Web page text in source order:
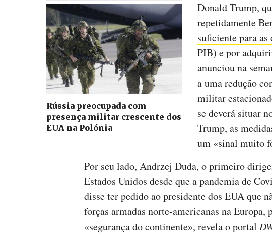
Rússia preocupada com
presença militar crescente dos
EUA na Polónia
Donald Trump,
repetidamente
suficiente para as
PIB) e por
anunciou na
a uma redução
militar
se deverá situar
Trump, as
um «sinal muito
Por seu lado, Andrzej Duda, o primeiro
Estados Unidos desde que a pandemia de
disse ter pedido ao presidente dos EUA que
forças armadas norte-americanas na Europa,
«segurança do continente», revela o portal